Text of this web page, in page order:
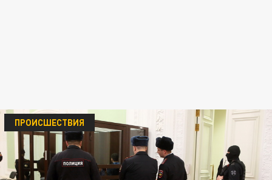
ПРОИСШЕСТВИЯ